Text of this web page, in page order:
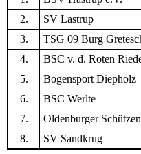
2.
SV Lastrup
3.
TSG 09 Burg
4.
BSC v. d. Roten
5.
Bogensport Diepholz
6.
BSC Werlte
7.
Oldenburger Schützen
8.
SV Sandkrug